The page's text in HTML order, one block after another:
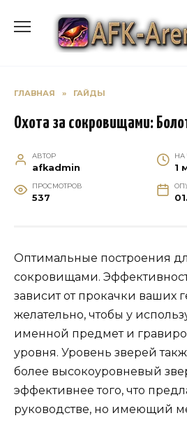
содержанию
ГЛАВНАЯ » ГАЙДЫ
Охота за сокровищами:
АВТОР
afkadmin
НА
1
ПРОСМОТРОВ
537
Оптимальные построения
сокровищами.
зависит от прокачки ваших
желательно, чтобы у
именной предмет и
уровня. Уровень зверей
более высокоуровневый
эффективнее того, что
руководстве, но имеющий